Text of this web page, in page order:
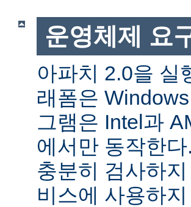
운영체제 요
아파치 2.0을 실
래폼은
그램은 Intel과
에서만 동작한
충분히 검사하
비스에 사용하